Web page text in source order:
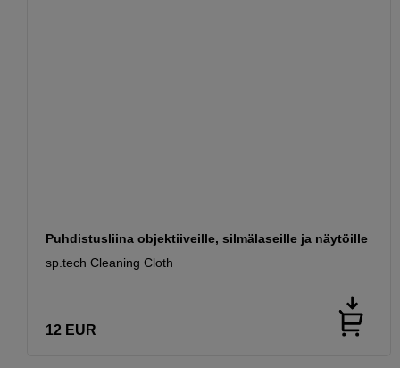
Puhdistusliina objektiiveille, silmälaseille ja näytöille
sp.tech Cleaning Cloth
12 EUR